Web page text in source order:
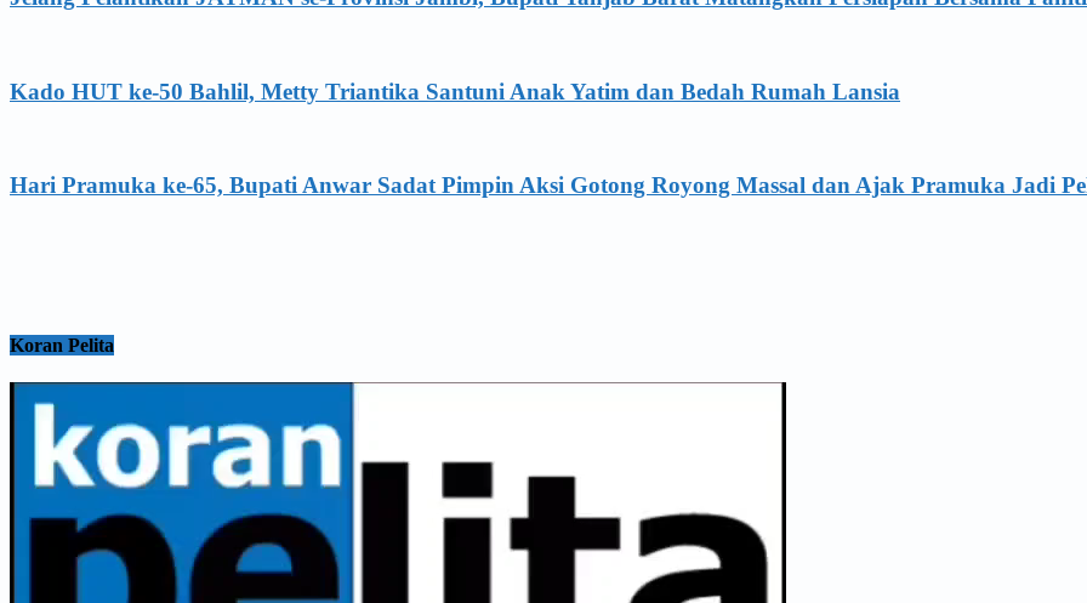
Kado HUT ke-50 Bahlil, Metty Triantika Santuni Anak Yatim dan Bedah Rumah Lansia
Hari Pramuka ke-65, Bupati Anwar Sadat Pimpin Aksi Gotong Royong Massal dan Ajak Pramuka Jadi
Koran Pelita